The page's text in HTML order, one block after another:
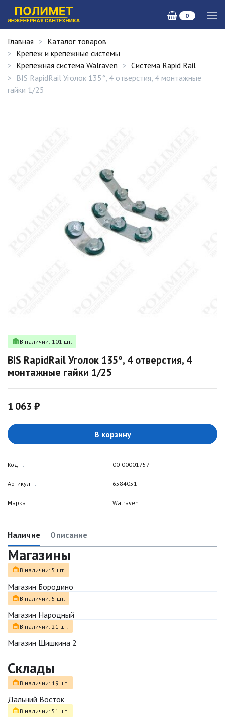
0
Главная
Каталог товаров
Крепеж и крепежные системы
Крепежная система Walraven
Система Rapid Rail
BIS RapidRail Уголок 135°, 4 отверстия, 4 монтажные
гайки 1/25
В наличии: 101 шт.
BIS RapidRail Уголок 135°, 4 отверстия, 4
монтажные гайки 1/25
1 063 ₽
В корзину
Код
Артикул
Марка
00-00001757
6584051
Walraven
Наличие Описание
Магазины
В наличии: 5 шт.
Магазин Бородино
В наличии: 5 шт.
Магазин Народный
В наличии: 21 шт.
Магазин Шишкина 2
Склады
В наличии: 19 шт.
Дальний Восток
В наличии: 51 шт.